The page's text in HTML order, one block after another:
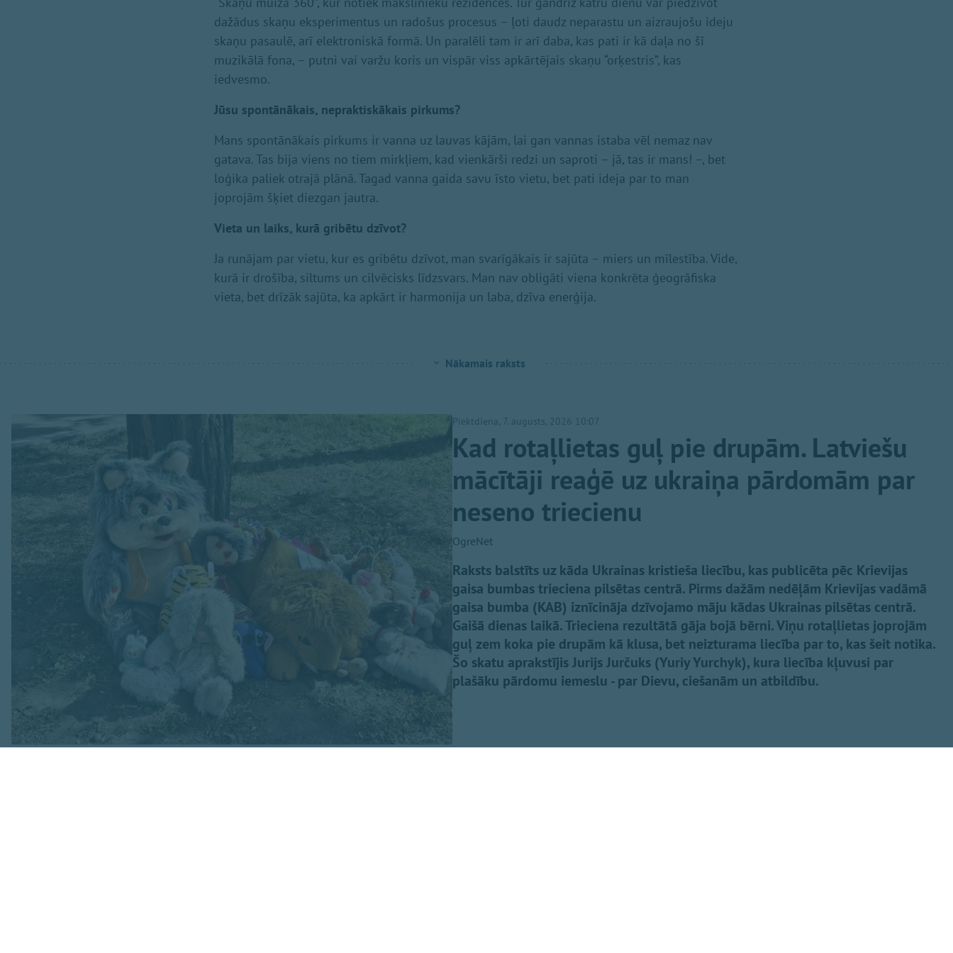
dažādus skaņu eksperimentus un radošus procesus – ļoti daudz neparastu un aizraujošu ideju
skaņu pasaulē, arī elektroniskā formā. Un paralēli tam ir arī daba, kas pati ir kā daļa no šī
muzikālā fona, – putni vai varžu koris un vispār viss apkārtējais skaņu “orķestris”, kas
iedvesmo.
Jūsu spontānākais, nepraktiskākais pirkums?
Mans spontānākais pirkums ir vanna uz lauvas kājām, lai gan vannas istaba vēl nemaz nav
gatava. Tas bija viens no tiem mirkļiem, kad vienkārši redzi un saproti – jā, tas ir mans! –, bet
loģika paliek otrajā plānā. Tagad vanna gaida savu īsto vietu, bet pati ideja par to man
joprojām šķiet diezgan jautra.
Vieta un laiks, kurā gribētu dzīvot?
Ja runājam par vietu, kur es gribētu dzīvot, man svarīgākais ir sajūta – miers un mīlestība. Vide,
kurā ir drošība, siltums un cilvēcisks līdzsvars. Man nav obligāti viena konkrēta ģeogrāfiska
vieta, bet drīzāk sajūta, ka apkārt ir harmonija un laba, dzīva enerģija.
Nākamais raksts
Piektdiena, 7. augusts, 2026 10:07
Kad rotaļlietas guļ pie drupām. Latviešu
mācītāji reaģē uz ukraiņa pārdomām par
neseno triecienu
OgreNet
Raksts balstīts uz kāda Ukrainas kristieša liecību, kas publicēta pēc Krievijas
gaisa bumbas trieciena pilsētas centrā. Pirms dažām nedēļām Krievijas vadāmā
gaisa bumba (KAB) iznīcināja dzīvojamo māju kādas Ukrainas pilsētas centrā.
Gaišā dienas laikā. Trieciena rezultātā gāja bojā bērni. Viņu rotaļlietas joprojām
guļ zem koka pie drupām kā klusa, bet neizturama liecība par to, kas šeit notika.
Šo skatu aprakstījis Jurijs Jurčuks (Yuriy Yurchyk), kura liecība kļuvusi par
plašāku pārdomu iemeslu - par Dievu, ciešanām un atbildību.